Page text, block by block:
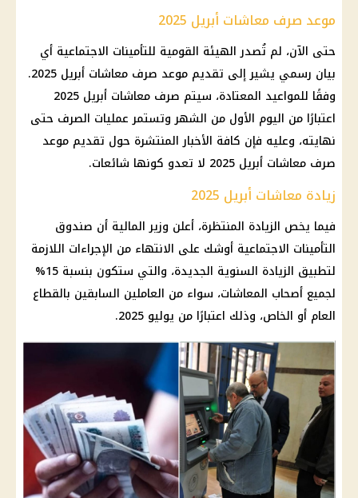
موعد صرف معاشات أبريل 2025
حتى الآن، لم تُصدر الهيئة القومية للتأمينات الاجتماعية أي
بيان رسمي يشير إلى تقديم موعد صرف معاشات أبريل 2025.
وفقًا للمواعيد المعتادة، سيتم صرف معاشات أبريل 2025
اعتبارًا من اليوم الأول من الشهر وتستمر عمليات الصرف حتى
نهايته، وعليه فإن كافة الأخبار المنتشرة حول تقديم موعد
صرف معاشات أبريل 2025 لا تعدو كونها شائعات.
زيادة معاشات أبريل 2025
فيما يخص الزيادة المنتظرة، أعلن وزير المالية أن صندوق
التأمينات الاجتماعية أوشك على الانتهاء من الإجراءات اللازمة
لتطبيق الزيادة السنوية الجديدة، والتي ستكون بنسبة 15%
لجميع أصحاب المعاشات، سواء من العاملين السابقين بالقطاع
العام أو الخاص، وذلك اعتبارًا من يوليو 2025.